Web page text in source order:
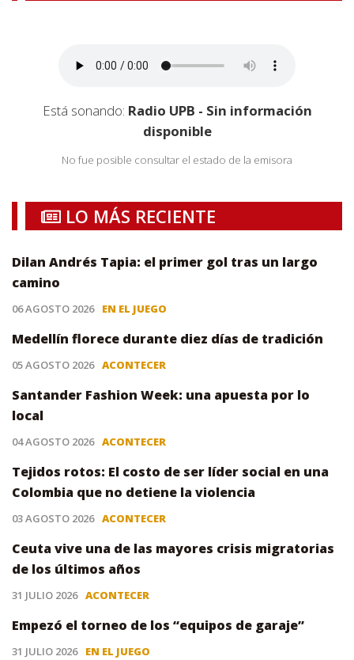
Está sonando: Radio UPB - Sin información
disponible
No fue posible consultar el estado de la emisora
LO MÁS RECIENTE
Dilan Andrés Tapia: el primer gol tras un largo
camino
06 AGOSTO 2026 EN EL JUEGO
Medellín florece durante diez días de tradición
05 AGOSTO 2026 ACONTECER
Santander Fashion Week: una apuesta por lo
local
04 AGOSTO 2026 ACONTECER
Tejidos rotos: El costo de ser líder social en una
Colombia que no detiene la violencia
03 AGOSTO 2026 ACONTECER
Ceuta vive una de las mayores crisis migratorias
de los últimos años
31 JULIO 2026 ACONTECER
Empezó el torneo de los “equipos de garaje”
31 JULIO 2026 EN EL JUEGO